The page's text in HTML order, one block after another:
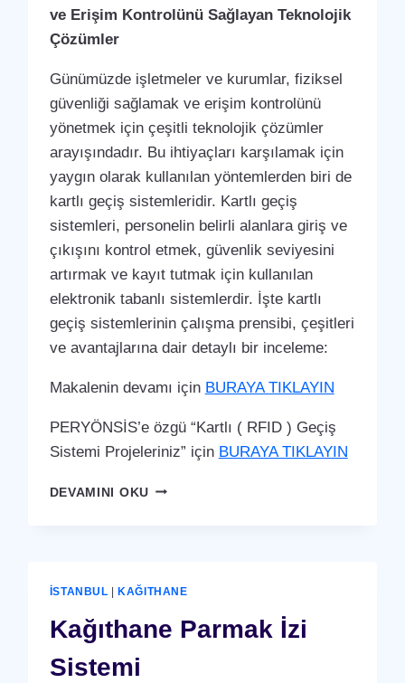
ve Erişim Kontrolünü Sağlayan Teknolojik
Çözümler
Günümüzde işletmeler ve kurumlar, fiziksel
güvenliği sağlamak ve erişim kontrolünü
yönetmek için çeşitli teknolojik çözümler
arayışındadır. Bu ihtiyaçları karşılamak için
yaygın olarak kullanılan yöntemlerden biri de
kartlı geçiş sistemleridir. Kartlı geçiş
sistemleri, personelin belirli alanlara giriş ve
çıkışını kontrol etmek, güvenlik seviyesini
artırmak ve kayıt tutmak için kullanılan
elektronik tabanlı sistemlerdir. İşte kartlı
geçiş sistemlerinin çalışma prensibi, çeşitleri
ve avantajlarına dair detaylı bir inceleme:
Makalenin devamı için BURAYA TIKLAYIN
PERYÖNSİS’e özgü “Kartlı ( RFID ) Geçiş
Sistemi Projeleriniz” için BURAYA TIKLAYIN
DEVAMINI OKUKAĞITHANE
İSTANBUL |KAĞITHANE
Kağıthane Parmak İzi
Sistemi